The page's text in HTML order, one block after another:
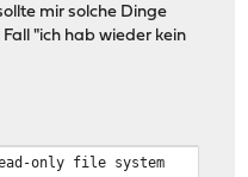
mir solche Dinge
"ich hab wieder kein
only file system